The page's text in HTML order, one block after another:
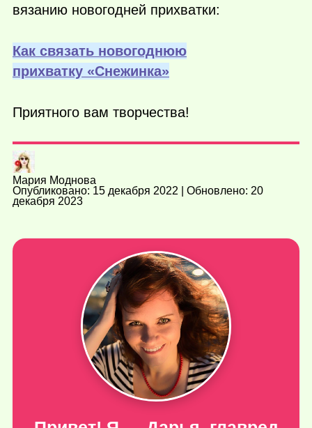
вязанию новогодней прихватки:
Как связать новогоднюю
прихватку «Снежинка»
Приятного вам творчества!
Мария Моднова
Опубликовано: 15 декабря 2022 | Обновлено: 20
декабря 2023